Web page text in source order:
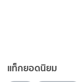
แท็กยอดนิยม